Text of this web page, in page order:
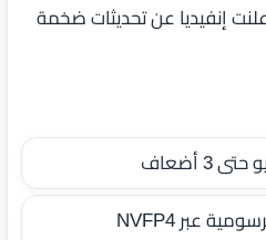
إنفيديا عن تحديثات ضخمة
أضعاف
تقليل استهلاك الذاكرة الرسومية عبر NVFP4